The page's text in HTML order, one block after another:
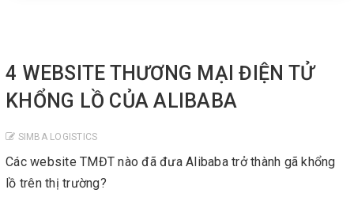
4 WEBSITE THƯƠNG MẠI ĐIỆN TỬ
KHỔNG LỒ CỦA ALIBABA
SIMBA LOGISTICS
Các website TMĐT nào đã đưa Alibaba trở thành gã khổng
lồ trên thị trường?